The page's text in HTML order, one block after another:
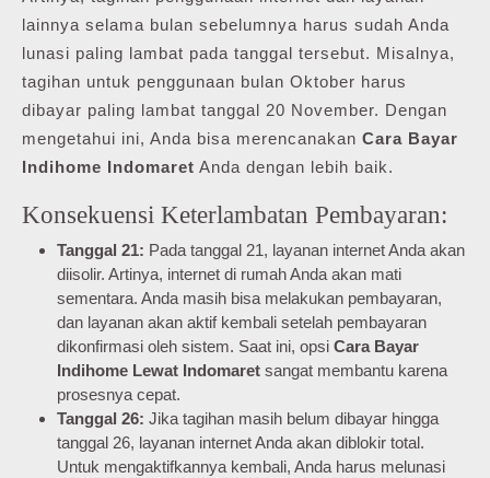
lainnya selama bulan sebelumnya harus sudah Anda
lunasi paling lambat pada tanggal tersebut. Misalnya,
tagihan untuk penggunaan bulan Oktober harus
dibayar paling lambat tanggal 20 November. Dengan
mengetahui ini, Anda bisa merencanakan Cara Bayar
Indihome Indomaret Anda dengan lebih baik.
Konsekuensi Keterlambatan Pembayaran:
Tanggal 21: Pada tanggal 21, layanan internet Anda akan
diisolir. Artinya, internet di rumah Anda akan mati
sementara. Anda masih bisa melakukan pembayaran,
dan layanan akan aktif kembali setelah pembayaran
dikonfirmasi oleh sistem. Saat ini, opsi Cara Bayar
Indihome Lewat Indomaret sangat membantu karena
prosesnya cepat.
Tanggal 26: Jika tagihan masih belum dibayar hingga
tanggal 26, layanan internet Anda akan diblokir total.
Untuk mengaktifkannya kembali, Anda harus melunasi